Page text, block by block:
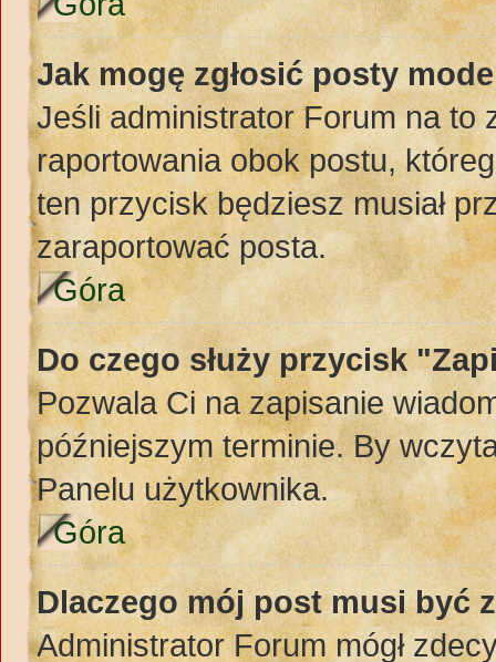
Jak mogę zgłosić posty
Jeśli administrator Forum na to
raportowania obok postu,
ten przycisk będziesz musiał
zaraportować posta.
Góra
Do czego służy przycisk
Pozwala Ci na zapisanie
późniejszym terminie. By
Panelu użytkownika.
Góra
Dlaczego mój post musi być
Administrator Forum mógł